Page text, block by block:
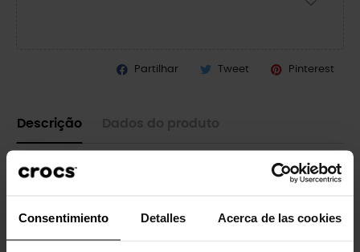
Consentimiento Detalles Acerca de las cookies
Partilhar Tweet Pinterest
Descrição
Original. Versátil. Confortável.
versão infantil oferece conforto e suporte incríveis, graças ao
crianças podem personalizar seus tamancos Crocs™ da